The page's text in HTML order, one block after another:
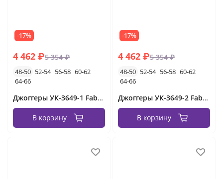
-17%
4 462 ₽5 354 ₽
48-50 52-54 56-58 60-62
64-66
Джоггеры УК-3649-1 Fabrika
В корзину
-17%
4 462 ₽5 354 ₽
48-50 52-54 56-58 60-62
64-66
Джоггеры УК-3649-2 Fabrika
В корзину